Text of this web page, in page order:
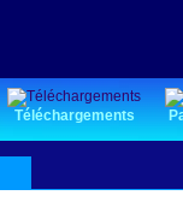
Téléchargements